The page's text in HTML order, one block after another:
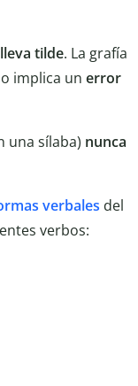
lleva tilde. La grafía
implica un error
una sílaba) nunca
verbales del
verbos: